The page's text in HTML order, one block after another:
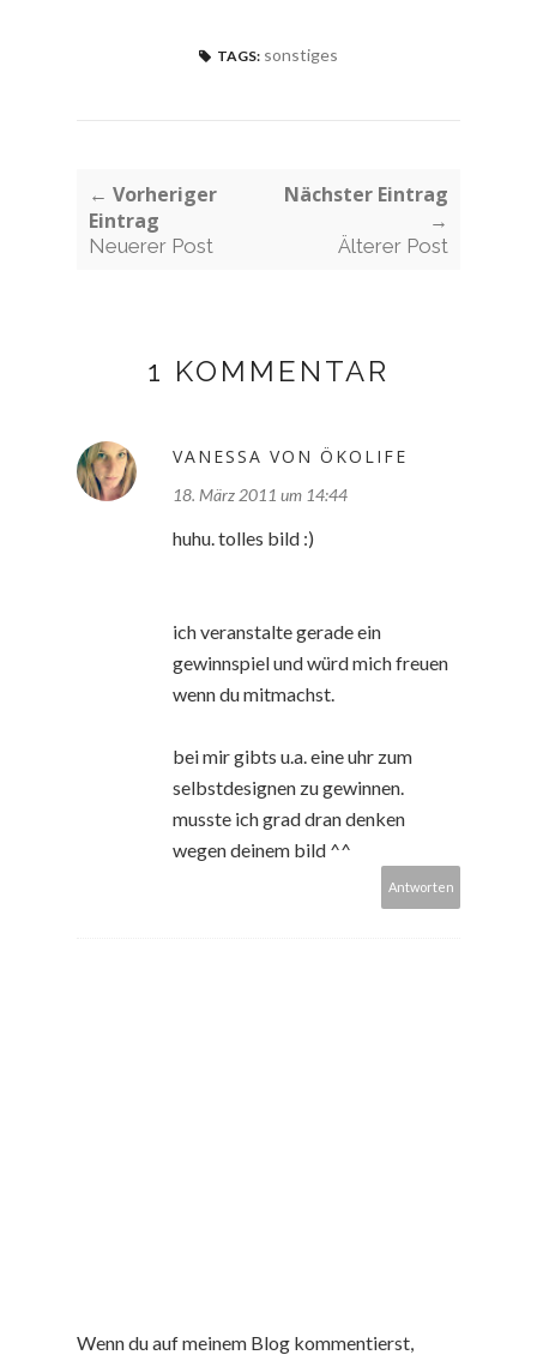
TAGS: sonstiges
← Vorheriger
Eintrag
Neuerer Post
Nächster Eintrag
→
Älterer Post
1 KOMMENTAR
VANESSA VON ÖKOLIFE
18. März 2011 um 14:44
huhu. tolles bild :)
ich veranstalte gerade ein
gewinnspiel und würd mich freuen
wenn du mitmachst.
bei mir gibts u.a. eine uhr zum
selbstdesignen zu gewinnen.
musste ich grad dran denken
wegen deinem bild ^^
Antworten
Wenn du auf meinem Blog kommentierst,